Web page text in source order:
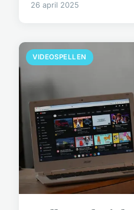
26 april 2025
VIDEOSPELLEN